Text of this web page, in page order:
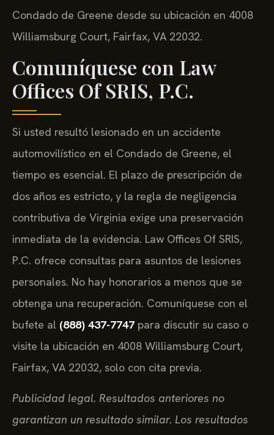
Condado de Greene desde su ubicación en 4008
Williamsburg Court, Fairfax, VA 22032.
Comuníquese con Law
Offices Of SRIS, P.C.
Si usted resultó lesionado en un accidente
automovilístico en el Condado de Greene, el
tiempo es esencial. El plazo de prescripción de
dos años es estricto, y la regla de negligencia
contributiva de Virginia exige una preservación
inmediata de la evidencia. Law Offices Of SRIS,
P.C. ofrece consultas para asuntos de lesiones
personales. No hay honorarios a menos que se
obtenga una recuperación. Comuníquese con el
bufete al (888) 437-7747 para discutir su caso o
visite la ubicación en 4008 Williamsburg Court,
Fairfax, VA 22032, solo con cita previa.
Publicidad legal. Resultados anteriores no
garantizan un resultado similar. Los resultados